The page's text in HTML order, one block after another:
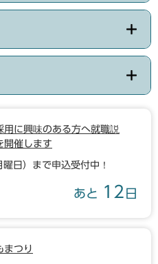
用に興味のある方へ就職説
開催します
日）まで申込受付中！
あと 12 日
まつり